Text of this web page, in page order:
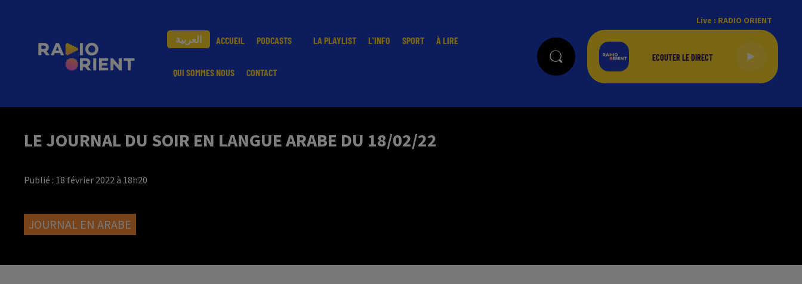
العربية ACCUEIL PODCASTS LA PLAYLIST L'INFO SPORT À LIRE
QUI SOMMES NOUS CONTACT
Live : RADIO ORIENT
LE JOURNAL DU SOIR EN LANGUE ARABE DU 18/02/22
Publié : 18 février 2022 à 18h20
JOURNAL EN ARABE